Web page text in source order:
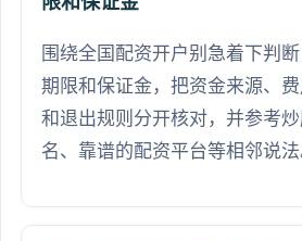
围绕全国配资开户别急着下判断
期限和保证金，把资金来源、
和退出规则分开核对，并参考
名、靠谱的配资平台等相邻说法